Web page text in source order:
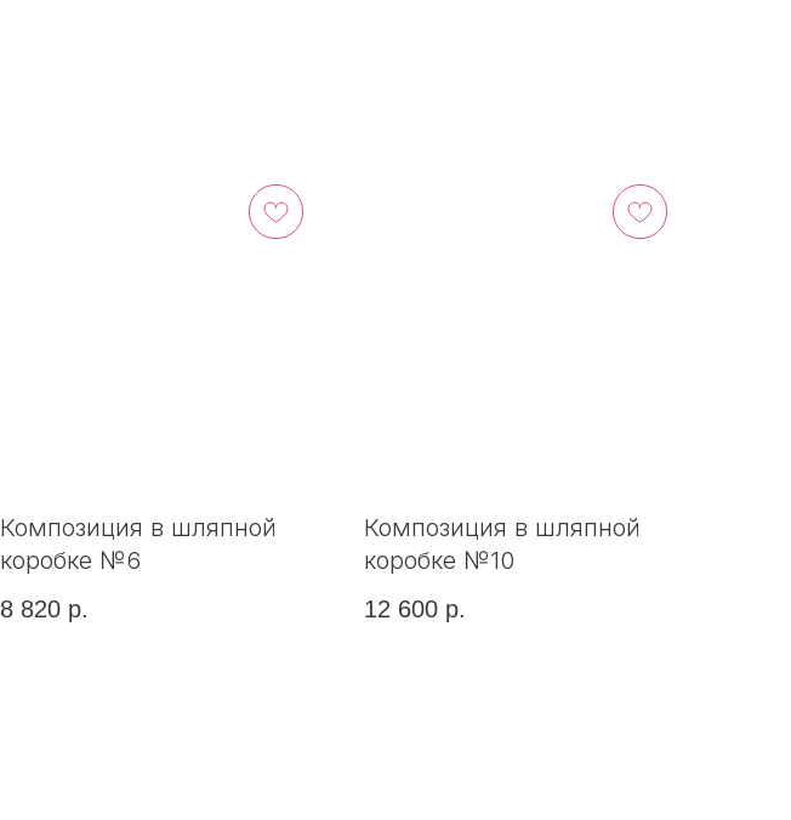
Композиция в шляпной
коробке №6
8 820 р.
Композиция в шляпной
коробке №10
12 600 р.